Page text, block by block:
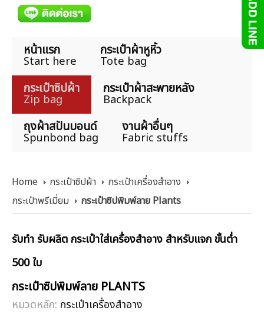
หน้าแรก
Start here
กระเป๋าผ้าหูหิ้ว
Tote bag
กระเป๋าซิปผ้า
Zip bag
กระเป๋าผ้าสะพายหลัง
Backpack
ถุงผ้าสปันบอนด์
Spunbond bag
งานผ้าอื่นๆ
Fabric stuffs
Home กระเป๋าซิปผ้า
กระเป๋าเครื่องสำอาง
กระเป๋าพรีเมี่ยม
กระเป๋าซิปพิมพ์ลาย Plants
รับทำ รับผลิต กระเป๋าใส่เครื่องสำอาง สำหรับแจก ขั้นต่ำ
500 ใบ
กระเป๋าซิปพิมพ์ลาย PLANTS
หมวดหลัก: กระเป๋าเครื่องสำอาง